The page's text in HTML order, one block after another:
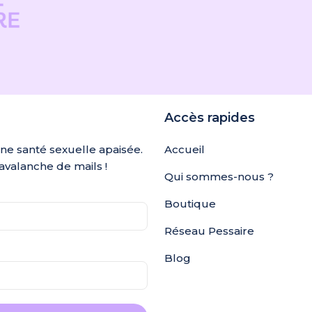
santé sexuelle apaisée.
de mails !
Accès rapides
Accueil
Qui sommes-nous ?
Boutique
Réseau Pessaire
Blog